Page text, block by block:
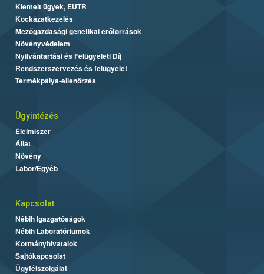
Kiemelt ügyek, EUTR
Kockázatkezelés
Mezőgazdasági genetikai erőforrások
Növényvédelem
Nyilvántartási és Felügyeleti Díj
Rendszerszervezés és felügyelet
Termékpálya-ellenőrzés
Ügyintézés
Élelmiszer
Állat
Növény
Labor/Egyéb
Kapcsolat
Nébih Igazgatóságok
Nébih Laboratóriumok
Kormányhivatalok
Sajtókapcsolat
Ügyfélszolgálat